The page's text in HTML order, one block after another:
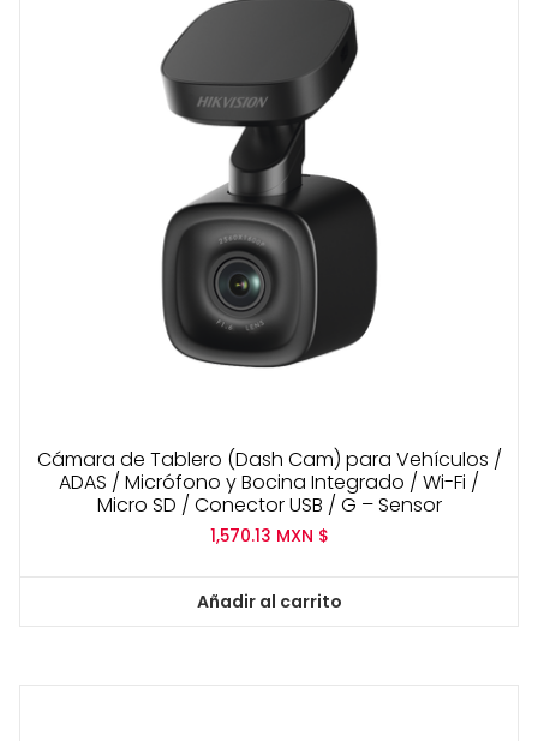
Cámara de Tablero (Dash Cam) para Vehículos /
ADAS / Micrófono y Bocina Integrado / Wi-Fi /
Micro SD / Conector USB / G – Sensor
1,570.13 MXN $
Añadir al carrito